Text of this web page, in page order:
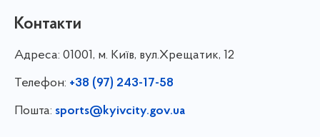
Контакти
Адреса: 01001, м. Київ, вул.Хрещатик, 12
Телефон: +38 (97) 243-17-58
Пошта: sports@kyivcity.gov.ua